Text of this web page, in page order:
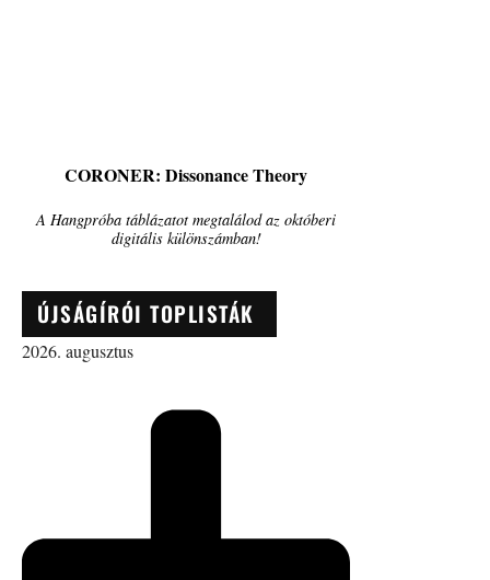
CORONER: Dissonance Theory
A Hangpróba táblázatot megtalálod az októberi
digitális különszámban!
ÚJSÁGÍRÓI TOPLISTÁK
2026. augusztus